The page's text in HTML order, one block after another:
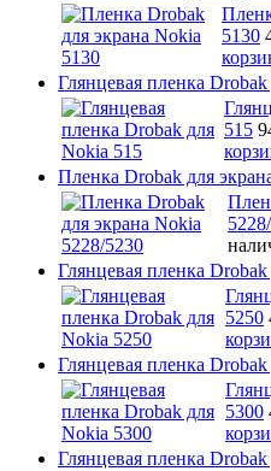
5130
Глянцевая пленка
515
Пленка Drobak для
Глянцевая пленка
5250
Глянцевая пленка
5300
Глянцевая пленка